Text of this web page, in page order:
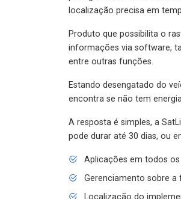
localização precisa em
Produto que possibilita o
informações via software,
entre outras funções.
Estando desengatado do
encontra se não tem
A resposta é simples, a
pode durar até 30 dias, ou
Aplicações em todos
Gerenciamento sobre a
Localização do